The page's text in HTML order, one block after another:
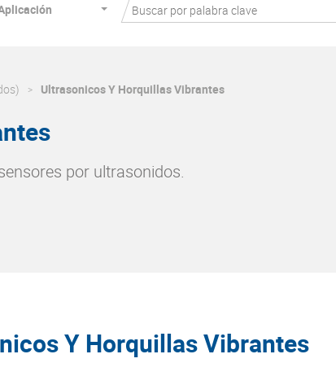
Ultrasonicos Y Horquillas Vibrantes
por ultrasonidos.
Y Horquillas Vibrantes